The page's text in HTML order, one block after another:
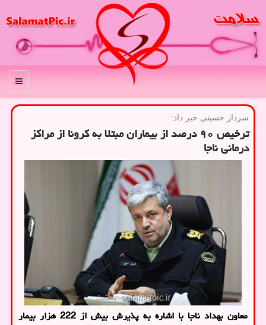
منو
سردار حسینی خبر داد:
ترخیص ۹۰ درصد از بیماران مبتلا به كرونا از مراكز
درمانی ناجا
معاون بهداد ناجا با اشاره به پذیرش بیش از 222 هزار بیمار